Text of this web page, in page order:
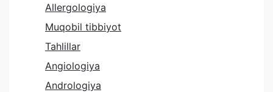
Allergologiya
Muqobil tibbiyot
Tahlillar
Angiologiya
Andrologiya